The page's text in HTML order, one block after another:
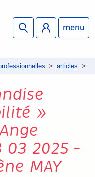
menu
> articles >
»
03 2025 –
MAY